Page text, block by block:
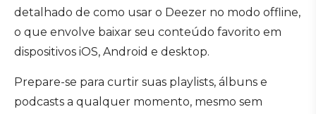
detalhado de como usar o Deezer no modo offline,
o que envolve baixar seu conteúdo favorito em
dispositivos iOS, Android e desktop.
Prepare-se para curtir suas playlists, álbuns e
podcasts a qualquer momento, mesmo sem